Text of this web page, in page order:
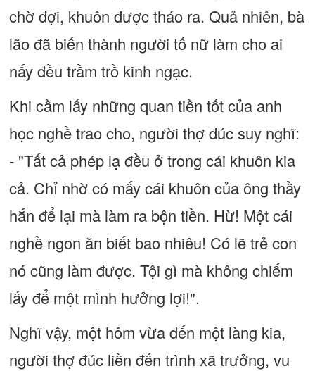
chờ đợi, khuôn được tháo ra. Quả nhiên, bà
lão đã biến thành người tố nữ làm cho ai
nấy đều trầm trồ kinh ngạc.
Khi cầm lấy những quan tiền tốt của anh
học nghề trao cho, người thợ đúc suy nghĩ:
- "Tất cả phép lạ đều ở trong cái khuôn kia
cả. Chỉ nhờ có mấy cái khuôn của ông thầy
hắn để lại mà làm ra bộn tiền. Hừ! Một cái
nghề ngon ăn biết bao nhiêu! Có lẽ trẻ con
nó cũng làm được. Tội gì mà không chiếm
lấy để một mình hưởng lợi!".
Nghĩ vậy, một hôm vừa đến một làng kia,
người thợ đúc liền đến trình xã trưởng, vu